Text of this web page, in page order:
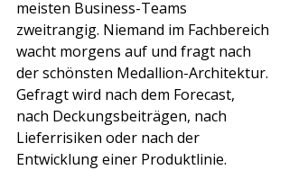
meisten Business-Teams
zweitrangig. Niemand im Fachbereich
wacht morgens auf und fragt nach
der schönsten Medallion-Architektur.
Gefragt wird nach dem Forecast,
nach Deckungsbeiträgen, nach
Lieferrisiken oder nach der
Entwicklung einer Produktlinie.